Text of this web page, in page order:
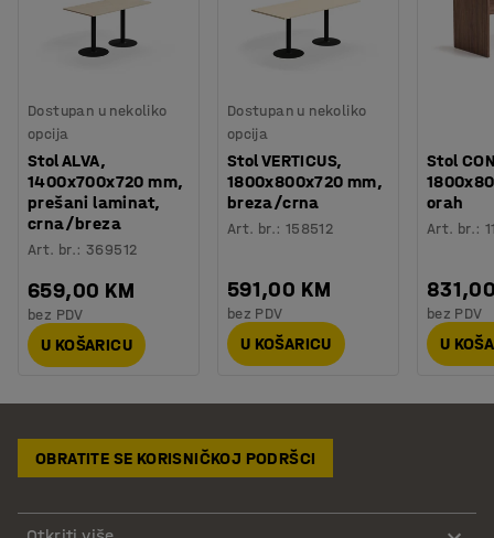
Dostupan u nekoliko
opcija
Stol ALVA,
1400x700x720 mm,
prešani laminat,
crna/breza
Art. br.:369512
659,00 KM
bez PDV
U KOŠARICU
Dostupan u nekoliko
opcija
Stol VERTICUS,
1800x800x720 mm,
breza/crna
Art. br.: 158512
591,00 KM
bez PDV
U KOŠARICU
Stol
orah
Art. br.:
bez PDV
U
OBRATITE SE KORISNIČKOJ PODRŠCI